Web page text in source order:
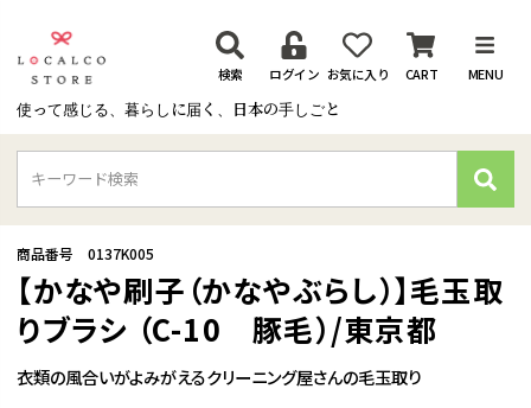
使って感じる、暮らしに届く、日本の手しごと
検索 ログイン お気に入り CART MENU
検
索
衣類の風合いがよみがえるクリーニング屋さんの毛玉取り
【かなや刷子（かなやぶらし）】毛玉取
りブラシ （C-10 豚毛）/東京都
商品番号 0137K005